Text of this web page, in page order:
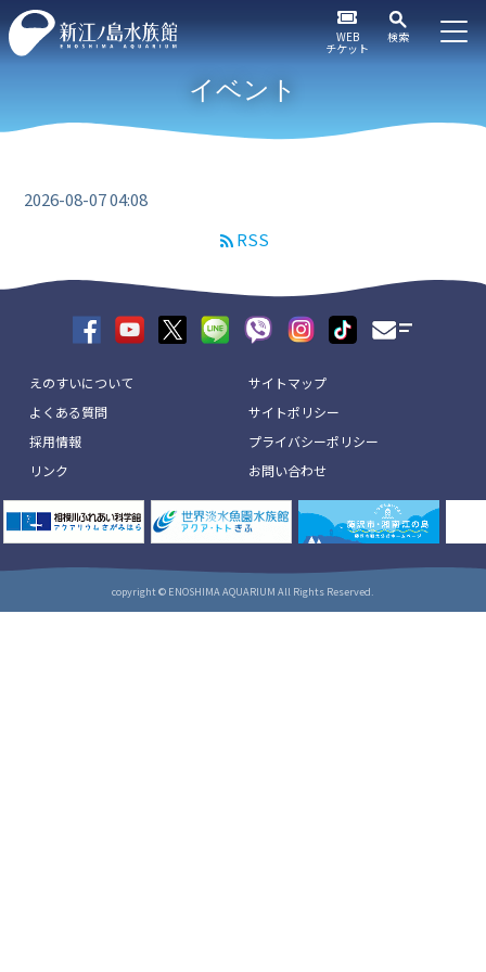
WEB
チケット
検索
イベント
2026-08-07 04:08
RSS
えのすいについて
よくある質問
採用情報
リンク
サイトマップ
サイトポリシー
プライバシーポリシー
お問い合わせ
copyright © ENOSHIMA AQUARIUM All Rights Reserved.